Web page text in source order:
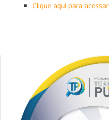
Clique aqui para acessar